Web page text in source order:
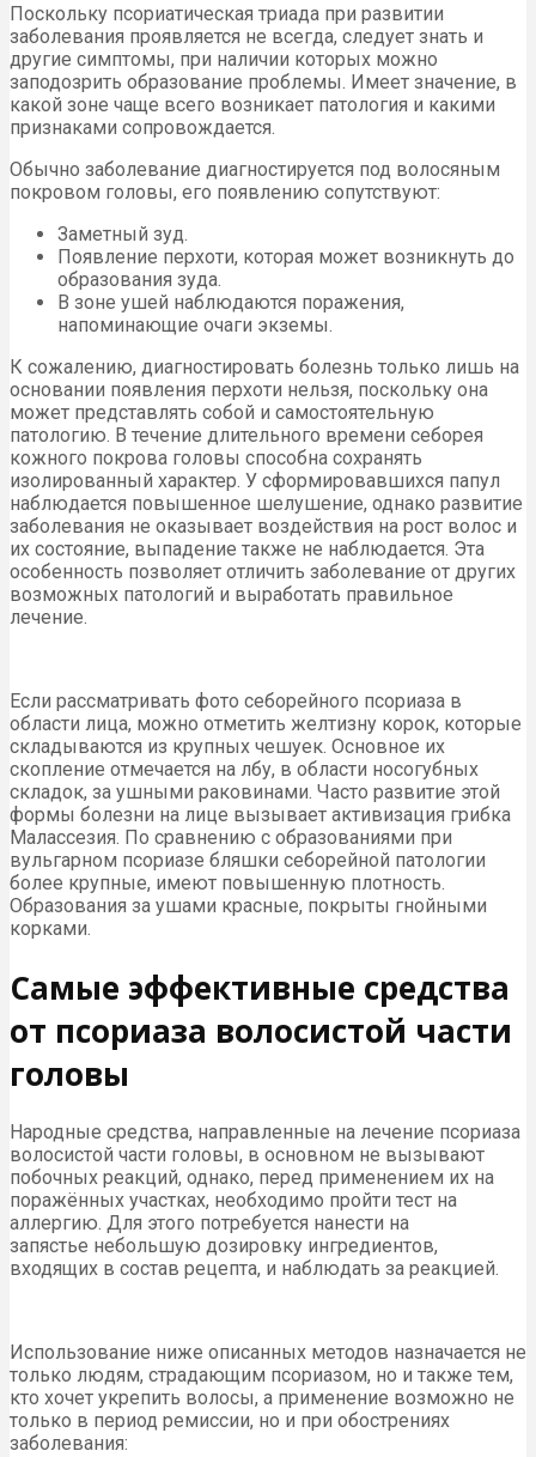
Поскольку псориатическая триада при развитии
заболевания проявляется не всегда, следует знать и
другие симптомы, при наличии которых можно
заподозрить образование проблемы. Имеет значение, в
какой зоне чаще всего возникает патология и какими
признаками сопровождается.
Обычно заболевание диагностируется под волосяным
покровом головы, его появлению сопутствуют:
Заметный зуд.
Появление перхоти, которая может возникнуть до
образования зуда.
В зоне ушей наблюдаются поражения,
напоминающие очаги экземы.
К сожалению, диагностировать болезнь только лишь на
основании появления перхоти нельзя, поскольку она
может представлять собой и самостоятельную
патологию. В течение длительного времени себорея
кожного покрова головы способна сохранять
изолированный характер. У сформировавшихся папул
наблюдается повышенное шелушение, однако развитие
заболевания не оказывает воздействия на рост волос и
их состояние, выпадение также не наблюдается. Эта
особенность позволяет отличить заболевание от других
возможных патологий и выработать правильное
лечение.
Если рассматривать фото себорейного псориаза в
области лица, можно отметить желтизну корок, которые
складываются из крупных чешуек. Основное их
скопление отмечается на лбу, в области носогубных
складок, за ушными раковинами. Часто развитие этой
формы болезни на лице вызывает активизация грибка
Малассезия. По сравнению с образованиями при
вульгарном псориазе бляшки себорейной патологии
более крупные, имеют повышенную плотность.
Образования за ушами красные, покрыты гнойными
корками.
Самые эффективные средства
от псориаза волосистой части
головы
Народные средства, направленные на лечение псориаза
волосистой части головы, в основном не вызывают
побочных реакций, однако, перед применением их на
поражённых участках, необходимо пройти тест на
аллергию. Для этого потребуется нанести на
запястье небольшую дозировку ингредиентов,
входящих в состав рецепта, и наблюдать за реакцией.
Использование ниже описанных методов назначается не
только людям, страдающим псориазом, но и также тем,
кто хочет укрепить волосы, а применение возможно не
только в период ремиссии, но и при обострениях
заболевания: